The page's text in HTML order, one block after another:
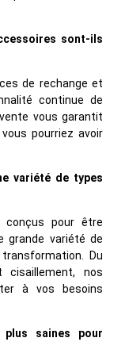
sont-ils
de rechange et
continue de
vous garantit
pourriez avoir
variété de types
conçus pour être
grande variété de
Du
nos
à vos besoins
saines pour